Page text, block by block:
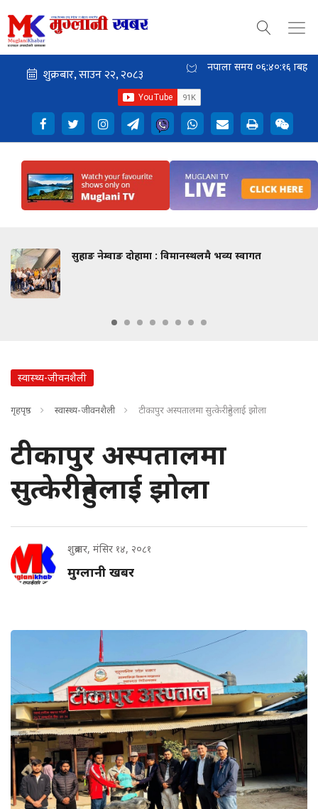
नेपाली समय ०६:४०:१७ बिहान
सुहाङ नेम्वाङ दोहामा : विमानस्थलमै भव्य स्वागत
स्वास्थ्य-जीवनशैली
गृहपृष्ठ स्वास्थ्य-जीवनशैली टीकापुर अस्पतालमा सुत्केरीहुनेलाई झोला
टीकापुर अस्पतालमा
सुत्केरीहुनेलाई झोला
शुक्रबार, मंसिर १४, २०८१
मुग्लानी खबर